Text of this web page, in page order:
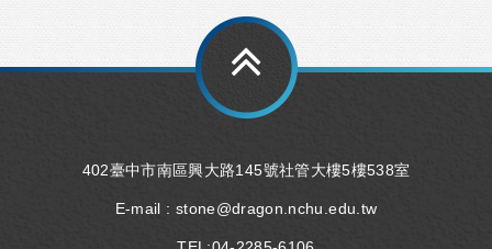
402臺中市南區興大路145號社管大樓5樓538室
E-mail : stone@dragon.nchu.edu.tw